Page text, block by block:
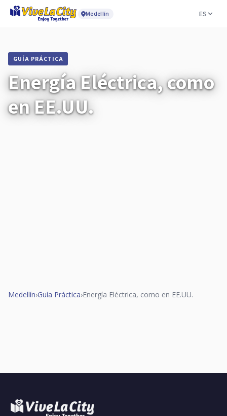
Medellín ES
GUÍA PRÁCTICA
Energía Eléctrica, como
en EE.UU.
Medellín›Guía Práctica›Energía Eléctrica, como en EE.UU.